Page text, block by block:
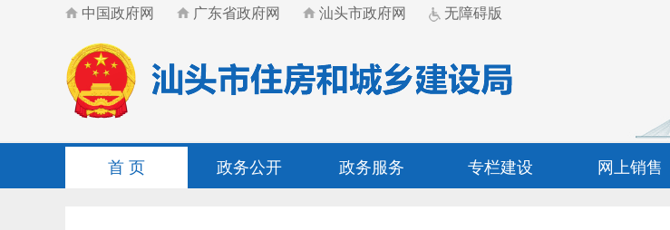
中国政府网 广东省政府网 汕头市政府网 无障碍版
首 页 政务公开 政务服务 专栏建设 网上销售